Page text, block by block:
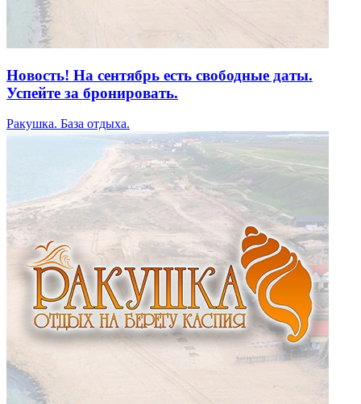
Новость! На сентябрь есть свободные даты.
Успейте за бронировать.
Ракушка. База отдыха.